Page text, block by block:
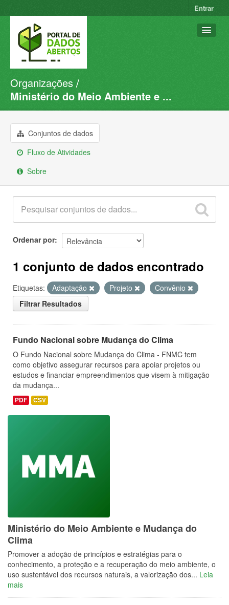
Entrar
Conjuntos de dados
Organizações
Sobre
Organizações
Ministério do Meio Ambiente e ...
Conjuntos de dados
Fluxo de Atividades
Sobre
Ordenar por
1 conjunto de dados encontrado
Etiquetas: Adaptação Projeto
Convênio
Filtrar Resultados
Fundo Nacional sobre Mudança do Clima
O Fundo Nacional sobre Mudança do Clima - FNMC tem
como objetivo assegurar recursos para apoiar projetos ou
estudos e financiar empreendimentos que visem à mitigação
da mudança...
PDF CSV
Ministério do Meio Ambiente e Mudança do
Clima
Promover a adoção de princípios e estratégias para o
conhecimento, a proteção e a recuperação do meio ambiente, o
uso sustentável dos recursos naturais, a valorização dos... Leia
mais